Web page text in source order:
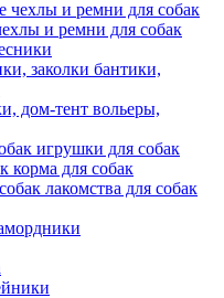
и ремни для собак
бантики,
вольеры,
игрушки для собак
корма для собак
лакомства для собак